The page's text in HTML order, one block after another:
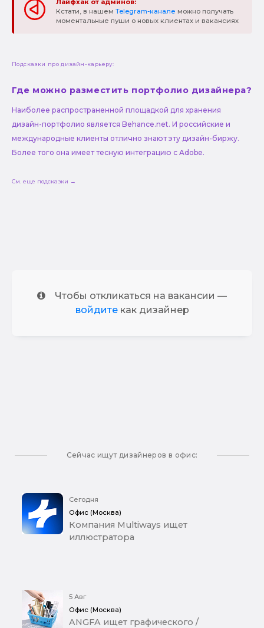
Лайфхак от админов:
Кстати, в нашем Telegram-канале можно получать
моментальные пуши о новых клиентах и вакансиях
Подсказки про дизайн-карьеру:
Где можно разместить портфолио дизайнера?
Наиболее распространенной площадкой для хранения
дизайн-портфолио является Behance.net. И российские и
международные клиенты отлично знают эту дизайн-биржу.
Более того она имеет тесную интеграцию с Adobe.
См. еще подсказки →
Чтобы откликаться на вакансии —
войдитекак дизайнер
Сейчас ищут дизайнеров в офис:
Сегодня
Офис (Москва)
Компания Multiways ищет
иллюстратора
5 Авг
Офис (Москва)
ANGFA ищет графического /